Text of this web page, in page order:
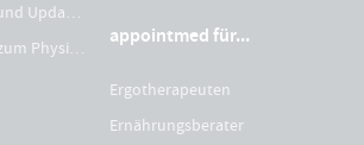
📨 Newsletter: News und Updates
📘 E-Book: Mein Weg zum Physiotherapeuten
appointmed für...
Ergotherapeuten
Ernährungsberater